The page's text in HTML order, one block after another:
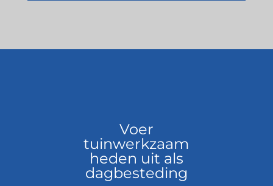
Voer
tuinwerkzaam
heden uit als
dagbesteding